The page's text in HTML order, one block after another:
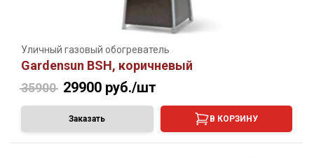
Уличный газовый обогреватель
Gardensun BSH, коричневый
35900 29900 руб./шт
Заказать В КОРЗИНУ